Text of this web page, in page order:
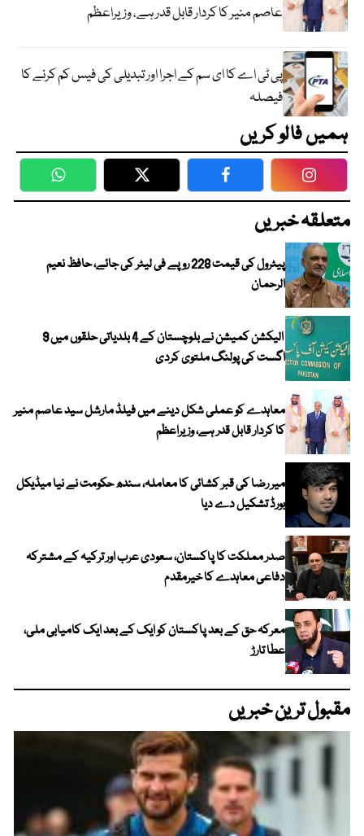
عاصم منیر کا کردار قابل قدر ہے، وزیراعظم
پی ٹی اے کا ای سم کے اجرا اور تبدیلی کی فیس کم کرنے کا
فیصلہ
ہمیں فالو کریں
WhatsApp Twitter Facebook
متعلقہ خبریں
پیٹرول کی قیمت 228 روپے فی لیٹر کی جائے، حافظ نعیم
الرحمان
الیکشن کمیشن نے بلوچستان کے 4 بلدیاتی حلقوں میں 9
اگست کی پولنگ ملتوی کردی
معاہدے کو عملی شکل دینے میں فیلڈ مارشل سید عاصم منیر
کا کردار قابل قدر ہے، وزیراعظم
میر رضا کی قبر کشائی کا معاملہ، سندھ حکومت نے نیا میڈیکل
بورڈ تشکیل دے دیا
صدر مملکت کا پاکستان، سعودی عرب اور ترکیہ کے مشترکہ
دفاعی معاہدے کا خیرمقدم
معرکہ حق کے بعد پاکستان کو ایک کے بعد ایک کامیابی ملی،
عطا تارڑ
مقبول ترین خبریں